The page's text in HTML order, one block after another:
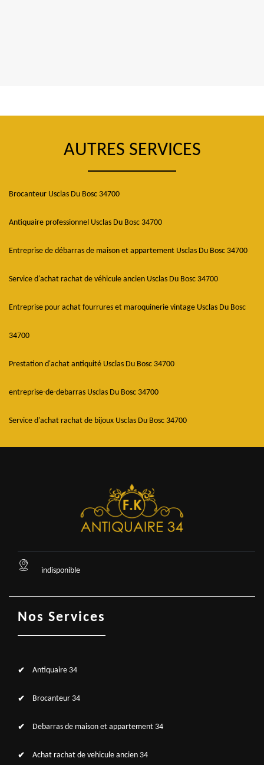
AUTRES SERVICES
Brocanteur Usclas Du Bosc 34700
Antiquaire professionnel Usclas Du Bosc 34700
Entreprise de débarras de maison et appartement Usclas Du Bosc 34700
Service d'achat rachat de véhicule ancien Usclas Du Bosc 34700
Entreprise pour achat fourrures et maroquinerie vintage Usclas Du Bosc
34700
Prestation d'achat antiquité Usclas Du Bosc 34700
entreprise-de-debarras Usclas Du Bosc 34700
Service d'achat rachat de bijoux Usclas Du Bosc 34700
indisponible
Nos Services
Antiquaire 34
Brocanteur 34
Debarras de maison et appartement 34
Achat rachat de vehicule ancien 34